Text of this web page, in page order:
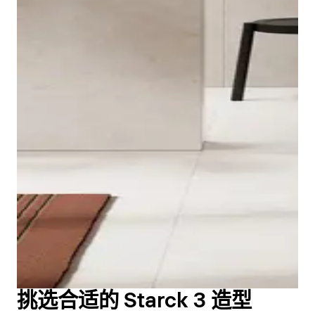
可供选择。配有易于清洁的釉面搭配 Duravit Rimless®
紧凑型设计为较小的空间提供了实用的解决方案：仅 485
毫米的突出长度，可节省浴室宝贵的空间。
显示座便器
室中，小便池也越来越受欢迎。Starck 3 小便池可从上
方或后方进水，水管连接处被隐藏起来。配套的陶瓷隔板
可防止他人窥视，这在公共区域显得尤为重要。 小便池
宽度仅为 245 毫米，非常节省空间。
显示小便池
挑选合适的 Starck 3 造型